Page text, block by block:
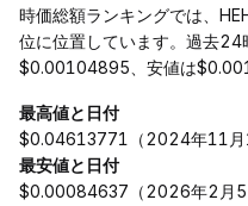
時価総額ランキングでは、
位に位置しています。過去24
$0.00104895、安値は
最高値と日付
$0.04613771（2024年11月
最安値と日付
$0.00084637（2026年2月5